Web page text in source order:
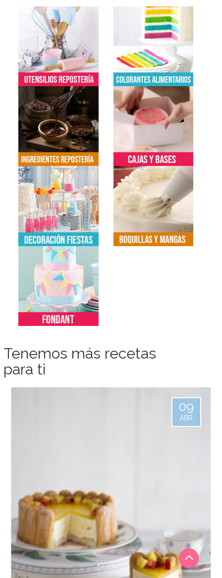
Tenemos más recetas
para ti
09
ABR